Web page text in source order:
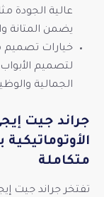
عالية الجودة
يضمن المتانة
خيارات
لتصميم
الجمالية
جراند جيت
متكاملة
تفتخر جراند جيت